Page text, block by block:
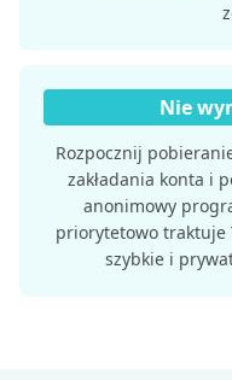
Nie
Rozpocznij
zakładania konta i
anonimowy
priorytetowo traktuje
szybkie i